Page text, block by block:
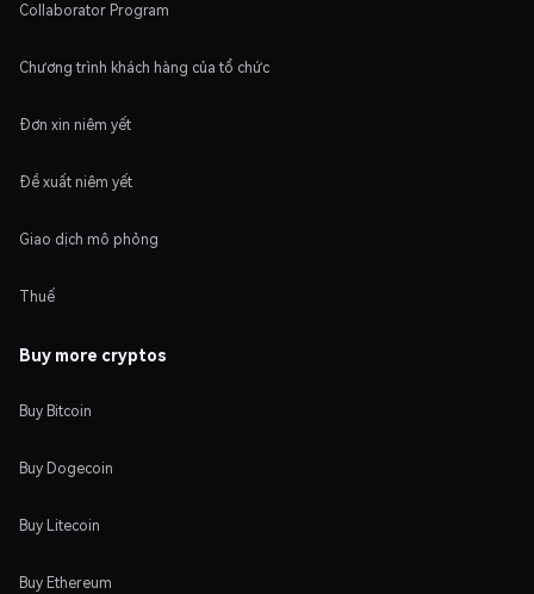
Collaborator Program
Chương trình khách hàng của tổ chức
Đơn xin niêm yết
Đề xuất niêm yết
Giao dịch mô phỏng
Thuế
Buy more cryptos
Buy Bitcoin
Buy Dogecoin
Buy Litecoin
Buy Ethereum